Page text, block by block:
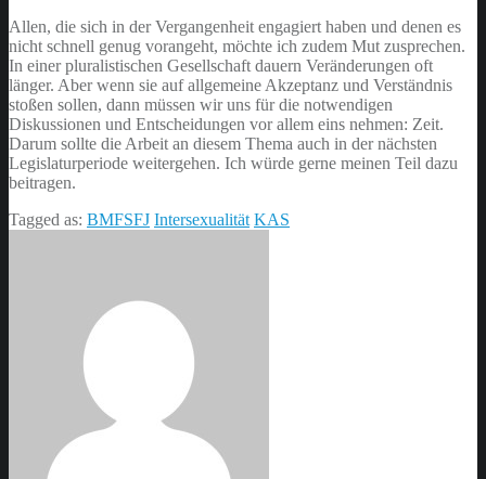
Allen, die sich in der Vergangenheit engagiert haben und denen es
nicht schnell genug vorangeht, möchte ich zudem Mut zusprechen.
In einer pluralistischen Gesellschaft dauern Veränderungen oft
länger. Aber wenn sie auf allgemeine Akzeptanz und Verständnis
stoßen sollen, dann müssen wir uns für die notwendigen
Diskussionen und Entscheidungen vor allem eins nehmen: Zeit.
Darum sollte die Arbeit an diesem Thema auch in der nächsten
Legislaturperiode weitergehen. Ich würde gerne meinen Teil dazu
beitragen.
Tagged as: BMFSFJ Intersexualität KAS